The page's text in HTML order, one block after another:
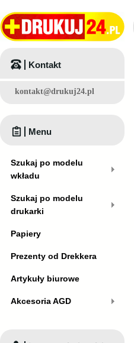
Kontakt
kontakt@drukuj24.pl
Menu
Szukaj po modelu
wkładu
Szukaj po modelu
drukarki
Papiery
Prezenty od Drekkera
Artykuły biurowe
Akcesoria AGD